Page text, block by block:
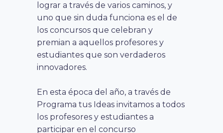
lograr a través de varios caminos, y
uno que sin duda funciona es el de
los concursos que celebran y
premian a aquellos profesores y
estudiantes que son verdaderos
innovadores.
En esta época del año, a través de
Programa tus Ideas invitamos a todos
los profesores y estudiantes a
participar en el concurso